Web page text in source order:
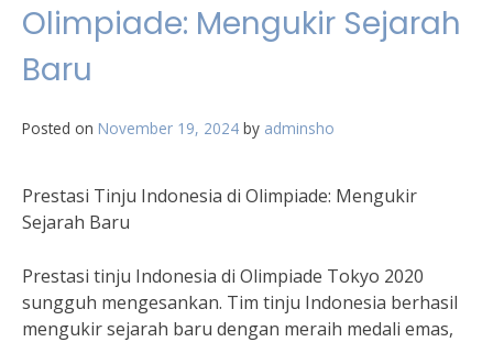
Olimpiade: Mengukir Sejarah
Baru
Posted on November 19, 2024 by adminsho
Prestasi Tinju Indonesia di Olimpiade: Mengukir
Sejarah Baru
Prestasi tinju Indonesia di Olimpiade Tokyo 2020
sungguh mengesankan. Tim tinju Indonesia berhasil
mengukir sejarah baru dengan meraih medali emas,